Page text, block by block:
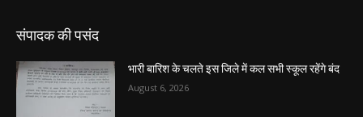
संपादक की पसंद
भारी बारिश के चलते इस जिले में कल सभी स्कूल रहेंगे बंद
August 6, 2026